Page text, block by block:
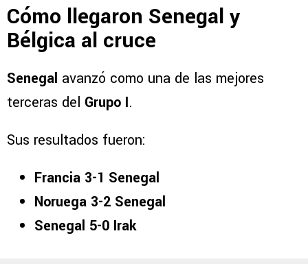
Cómo llegaron Senegal y
Bélgica al cruce
Senegal avanzó como una de las mejores
terceras del Grupo I.
Sus resultados fueron:
Francia 3-1 Senegal
Noruega 3-2 Senegal
Senegal 5-0 Irak